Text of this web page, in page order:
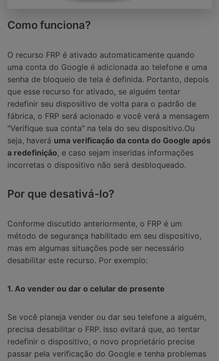
Como funciona?
O recurso FRP é ativado automaticamente quando
uma conta do Google é adicionada ao telefone e uma
senha de bloqueio de tela é definida. Portanto, depois
que esse recurso for ativado, se alguém tentar
redefinir seu dispositivo de volta para o padrão de
fábrica, o FRP será acionado e você verá a mensagem
"Verifique sua conta" na tela do seu dispositivo.Ou
seja, haverá uma verificação da conta do Google após
a redefinição, e caso sejam inseridas informações
incorretas o dispositivo não será desbloqueado.
Por que desativá-lo?
Conforme discutido anteriormente, o FRP é um
método de segurança habilitado em seu dispositivo,
mas em algumas situações pode ser necessário
desabilitar este recurso. Por exemplo:
1. Ao vender ou dar o celular de presente
Se você planeja vender ou dar seu telefone a alguém,
precisa desabilitar o FRP. Isso evitará que, ao tentar
redefinir o dispositivo, o novo proprietário precise
passar pela verificação do Google e tenha problemas